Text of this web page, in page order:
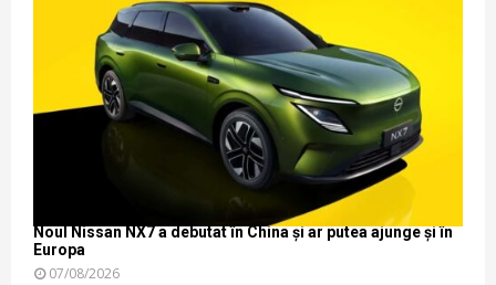
Noul Nissan NX7 a debutat în China și ar putea ajunge și în
Europa
07/08/2026